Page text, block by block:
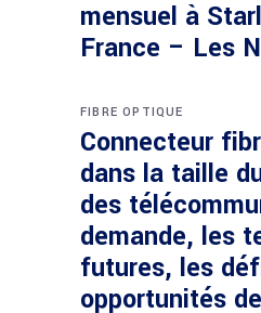
mensuel à
France – Les
FIBRE OPTIQUE
Connecteur
dans la taille
des
demande, les
futures, les
opportunités